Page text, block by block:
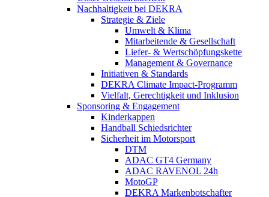
Nachhaltigkeit bei DEKRA
Strategie & Ziele
Umwelt & Klima
Mitarbeitende & Gesellschaft
Liefer- & Wertschöpfungskette
Management & Governance
Initiativen & Standards
DEKRA Climate Impact-Programm
Vielfalt, Gerechtigkeit und Inklusion​
Sponsoring & Engagement
Kinderkappen
Handball Schiedsrichter
Sicherheit im Motorsport
DTM
ADAC GT4 Germany
ADAC RAVENOL 24h
MotoGP
DEKRA Markenbotschafter